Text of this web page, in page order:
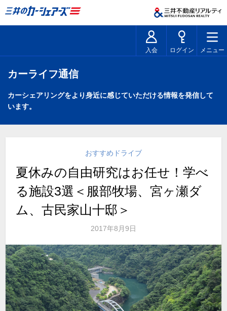
入会 ログイン メニュー
カーライフ通信
カーシェアリングをより身近に感じていただける情報を発信して
います。
おすすめドライブ
夏休みの自由研究はお任せ！学べ
る施設3選＜服部牧場、宮ヶ瀬ダ
ム、古民家山十邸＞
2017年8月9日